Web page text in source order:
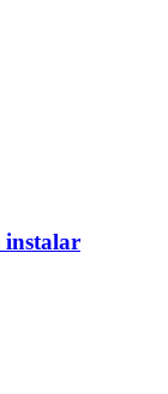
instalar